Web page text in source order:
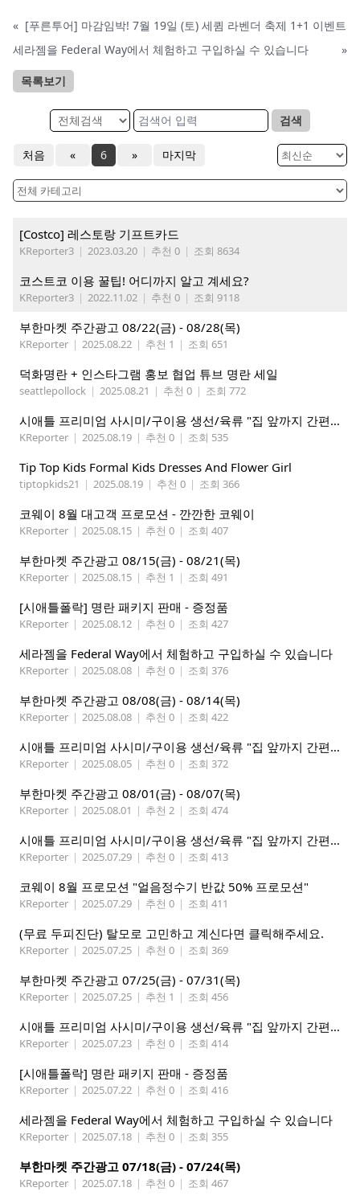
« [푸른투어] 마감임박! 7월 19일 (토) 세큄 라벤더 축제 1+1 이벤트
세라젬을 Federal Way에서 체험하고 구입하실 수 있습니다
»
목록보기
검색
처음 « 6 » 마지막
[Costco] 레스토랑 기프트카드
KReporter3 | 2023.03.20 | 추천 0 | 조회 8634
코스트코 이용 꿀팁! 어디까지 알고 계세요?
KReporter3 | 2022.11.02 | 추천 0 | 조회 9118
부한마켓 주간광고 08/22(금) - 08/28(목)
KReporter | 2025.08.22 | 추천 1 | 조회 651
덕화명란 + 인스타그램 홍보 협업 튜브 명란 세일
seattlepollock | 2025.08.21 | 추천 0 | 조회 772
시애틀 프리미엄 사시미/구이용 생선/육류 "집 앞까지 간편하게" – 영오션샵닷컴
KReporter | 2025.08.19 | 추천 0 | 조회 535
Tip Top Kids Formal Kids Dresses And Flower Girl
tiptopkids21 | 2025.08.19 | 추천 0 | 조회 366
코웨이 8월 대고객 프로모션 - 깐깐한 코웨이
KReporter | 2025.08.15 | 추천 0 | 조회 407
부한마켓 주간광고 08/15(금) - 08/21(목)
KReporter | 2025.08.15 | 추천 1 | 조회 491
[시애틀폴락] 명란 패키지 판매 - 증정품
KReporter | 2025.08.12 | 추천 0 | 조회 427
세라젬을 Federal Way에서 체험하고 구입하실 수 있습니다
KReporter | 2025.08.08 | 추천 0 | 조회 376
부한마켓 주간광고 08/08(금) - 08/14(목)
KReporter | 2025.08.08 | 추천 0 | 조회 422
시애틀 프리미엄 사시미/구이용 생선/육류 "집 앞까지 간편하게" – 영오션닷컴
KReporter | 2025.08.05 | 추천 0 | 조회 372
부한마켓 주간광고 08/01(금) - 08/07(목)
KReporter | 2025.08.01 | 추천 2 | 조회 474
시애틀 프리미엄 사시미/구이용 생선/육류 "집 앞까지 간편하게" – 영오션닷컴
KReporter | 2025.07.29 | 추천 0 | 조회 413
코웨이 8월 프로모션 "얼음정수기 반값 50% 프로모션"
KReporter | 2025.07.29 | 추천 0 | 조회 411
(무료 두피진단) 탈모로 고민하고 계신다면 클릭해주세요.
KReporter | 2025.07.25 | 추천 0 | 조회 369
부한마켓 주간광고 07/25(금) - 07/31(목)
KReporter | 2025.07.25 | 추천 1 | 조회 456
시애틀 프리미엄 사시미/구이용 생선/육류 "집 앞까지 간편하게" – 영오션닷컴
KReporter | 2025.07.23 | 추천 0 | 조회 414
[시애틀폴락] 명란 패키지 판매 - 증정품
KReporter | 2025.07.22 | 추천 0 | 조회 416
세라젬을 Federal Way에서 체험하고 구입하실 수 있습니다
KReporter | 2025.07.18 | 추천 0 | 조회 355
부한마켓 주간광고 07/18(금) - 07/24(목)
KReporter | 2025.07.18 | 추천 0 | 조회 467